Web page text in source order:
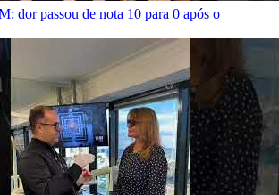
dor passou de nota 10 para 0 após o